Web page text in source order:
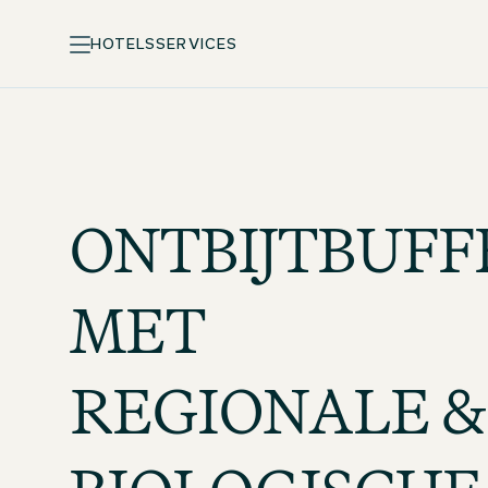
HOTELSSERVICES
MET
REGIONALE &